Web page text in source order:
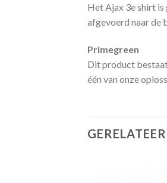
Het Ajax 3e shirt
afgevoerd naar de
Primegreen
Dit product
één van onze